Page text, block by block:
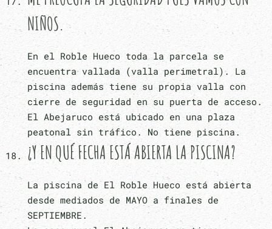
NIÑOS.
En el Roble Hueco toda la parcela se
encuentra vallada (valla perimetral). La
piscina además tiene su propia valla con
cierre de seguridad en su puerta de acceso.
El Abejaruco está ubicado en una plaza
peatonal sin tráfico. No tiene piscina.
¿Y EN QUÉ FECHA ESTÁ ABIERTA LA PISCINA?
La piscina de El Roble Hueco está abierta
desde mediados de MAYO a finales de
SEPTIEMBRE.